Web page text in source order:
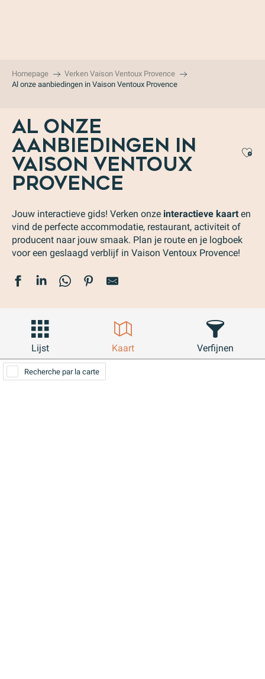
Homepage
Verken Vaison Ventoux Provence
Al onze aanbiedingen in Vaison Ventoux Provence
AL ONZE
AANBIEDINGEN IN
VAISON VENTOUX
PROVENCE
Jouw interactieve gids! Verken onze interactieve kaart en
vind de perfecte accommodatie, restaurant, activiteit of
producent naar jouw smaak. Plan je route en je logboek
voor een geslaagd verblijf in Vaison Ventoux Provence!
Lijst Kaart Verfijnen
Recherche par la carte